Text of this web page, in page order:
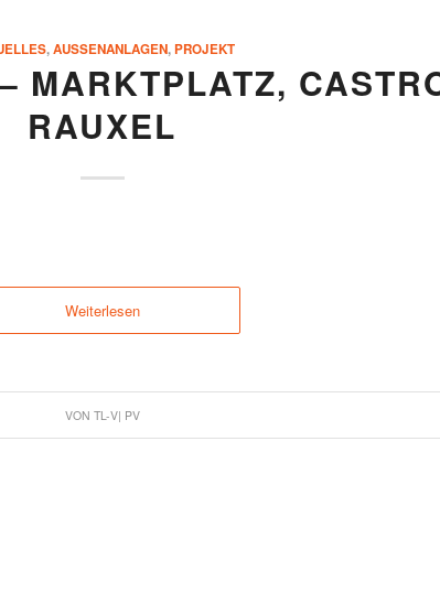
,AUSSENANLAGEN ,PROJEKT
MARKTPLATZ,
RAUXEL
Weiterlesen
VON TL-V| PV